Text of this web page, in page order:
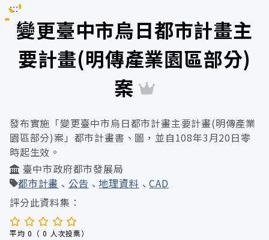
:::
變更臺中市烏日都市計畫主
要計畫(明傳產業園區部分)
案
發布實施「變更臺中市烏日都市計畫主要計畫(明傳產業
園區部分)案」都市計畫書、圖，並自108年3月20日零
時起生效。
臺中市政府都市發展局
都市計畫
公告 地理資料
CAD
評分此資料集：
平均 0（ 0 人次投票）